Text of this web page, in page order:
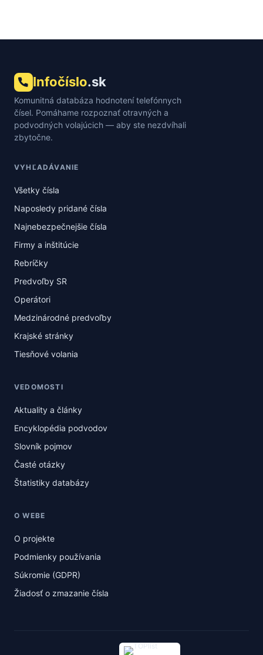
Infočíslo.sk
Komunitná databáza hodnotení telefónnych
čísel. Pomáhame rozpoznať otravných a
podvodných volajúcich — aby ste nezdvíhali
zbytočne.
VYHĽADÁVANIE
Všetky čísla
Naposledy pridané čísla
Najnebezpečnejšie čísla
Firmy a inštitúcie
Rebríčky
Predvoľby SR
Operátori
Medzinárodné predvoľby
Krajské stránky
Tiesňové volania
VEDOMOSTI
Aktuality a články
Encyklopédia podvodov
Slovník pojmov
Časté otázky
Štatistiky databázy
O WEBE
O projekte
Podmienky používania
Súkromie (GDPR)
Žiadosť o zmazanie čísla